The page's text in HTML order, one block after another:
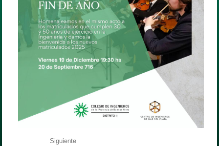
Siguiente